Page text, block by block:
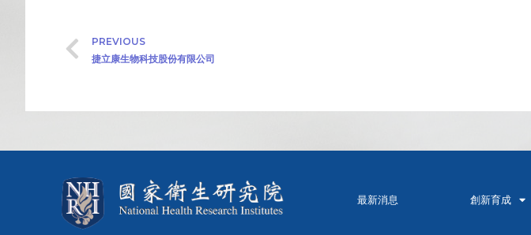
PREVIOUS
捷立康生物科技股份有限公司
最新消息 創新育成